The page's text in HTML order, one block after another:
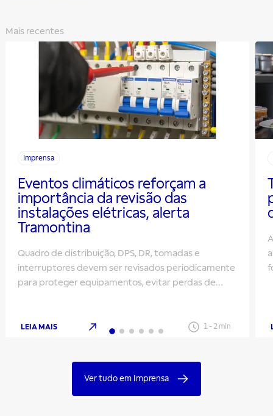
Mais recentes
Imprensa
Eventos climáticos reforçam a
importância da revisão das
instalações elétricas, alerta
Tramontina
Quadro de distribuição, DPS, DR, tomadas e
interruptores devem ser revisados periodicamente
para proteger equipamentos, evitar perdas de
LEIA MAIS 1- 2 min
Ver tudo em Imprensa